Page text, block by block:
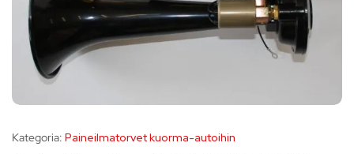
Kategoria: Paineilmatorvet kuorma-autoihin